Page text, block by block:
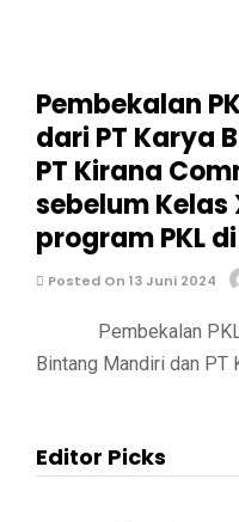
Pembekalan
dari PT Karya
PT Kirana
sebelum
program PKL
Posted On 13 Juni 2024
Pembekalan PKL
Bintang Mandiri dan PT
Editor Picks